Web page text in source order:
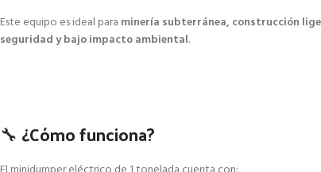
Este equipo es ideal para minería subterránea, construcción
seguridad y bajo impacto ambiental.
🔧 ¿Cómo funciona?